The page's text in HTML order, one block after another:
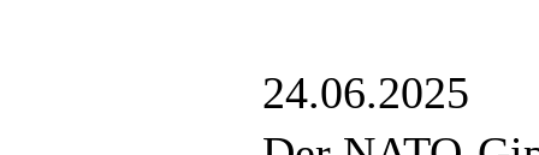
24.06.2025